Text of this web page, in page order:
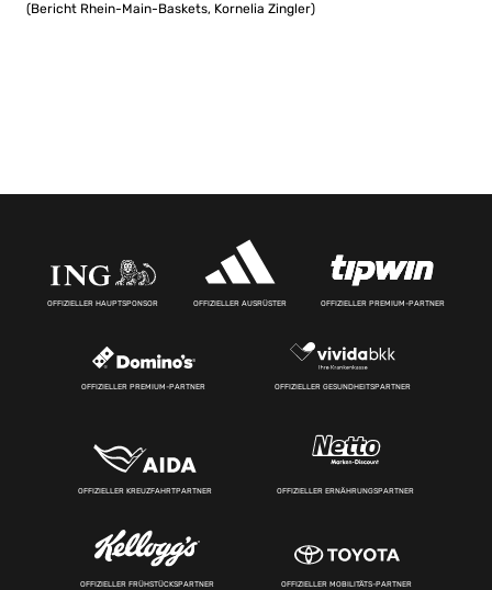
(Bericht Rhein-Main-Baskets, Kornelia Zingler)
OFFIZIELLER HAUPTSPONSOR OFFIZIELLER AUSRÜSTER OFFIZIELLER PREMIUM-PARTNER
OFFIZIELLER PREMIUM-PARTNER OFFIZIELLER GESUNDHEITSPARTNER
OFFIZIELLER KREUZFAHRTPARTNER OFFIZIELLER ERNÄHRUNGSPARTNER
OFFIZIELLER FRÜHSTÜCKSPARTNER OFFIZIELLER MOBILITÄTS-PARTNER